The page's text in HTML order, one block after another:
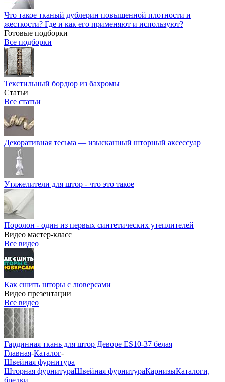
Что такое тканый дублерин повышенной плотности и
жесткости? Где и как его применяют и используют?
Готовые подборки
Все подборки
Текстильный бордюр из бахромы
Статьи
Все статьи
Декоративная тесьма — изысканный шторный аксессуар
Утяжелители для штор - что это такое
Поролон - один из первых синтетических утеплителей
Видео мастер-класс
Все видео
Как сшить шторы с люверсами
Видео презентации
Все видео
Гардинная ткань для штор Деворе ES10-37 белая
Главная-Каталог-
Швейная фурнитура
Шторная фурнитураШвейная фурнитураКарнизыКаталоги,
брелки